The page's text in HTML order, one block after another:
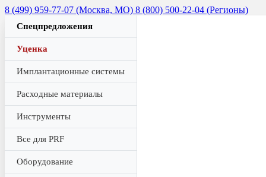
8 (499) 959-77-07 (Москва, МО) 8 (800) 500-22-04 (Регионы)
Спецпредложения
Уценка
Имплантационные системы
Расходные материалы
Инструменты
Все для PRF
Оборудование